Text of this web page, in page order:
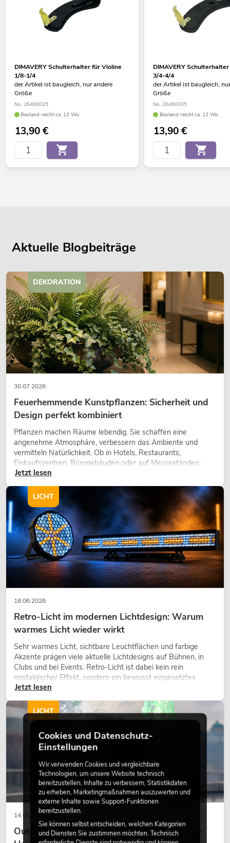
DIMAVERY Schulterhalter für Violine
1/8-1/4
der Artikel ist baugleich, nur andere
Größe
No. 26460025
Bestand reicht ca. 12 Wo.
13,90€
DIMAVERY
3/4-4/4
der Artikel ist baugleich,
Größe
No. 26460035
Bestand reicht ca. 12 Wo.
13,90€
Aktuelle Blogbeiträge
30.07.2026
Feuerhemmende Kunstpflanzen: Sicherheit und
Design perfekt kombiniert
Pflanzen machen Räume lebendig. Sie schaffen eine
angenehme Atmosphäre, verbessern das Ambiente und
vermitteln Natürlichkeit. Ob in Hotels, Restaurants,
Einkaufszentren, Bürogebäuden oder auf Messeständen:
eine hochwertige Begrünung gehört heute längst zum
Jetzt lesen
DEKORATION
18.06.2026
Retro-Licht im modernen Lichtdesign: Warum
warmes Licht wieder wirkt
Sehr warmes Licht, sichtbare Leuchtflächen und farbige
Akzente prägen viele aktuelle Lichtdesigns auf Bühnen, in
Clubs und bei Events. Retro-Licht ist dabei kein rein
nostalgischer Effekt, sondern ein bewusst eingesetztes
Gestaltungsmittel: Es schafft Atmosphäre, gibt Szenen
wirken lassen.
Jetzt lesen
LICHT
14.05.2026
Outdoor Moving-Heads: Wetterfeste Moving-
LICHT
Cookies und Datenschutz-
Einstellungen
Wir verwenden Cookies und vergleichbare
Technologien, um unsere Website technisch
bereitzustellen, Inhalte zu verbessern, Statistikdaten
zu erheben, Marketingmaßnahmen auszuwerten und
externe Inhalte sowie Support-Funktionen
bereitzustellen.
Sie können selbst entscheiden, welchen Kategorien
und Diensten Sie zustimmen möchten. Technisch